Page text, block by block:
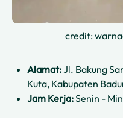
credit:
Alamat:Jl. Bakung
Kuta, Kabupaten
Jam Kerja:Senin -